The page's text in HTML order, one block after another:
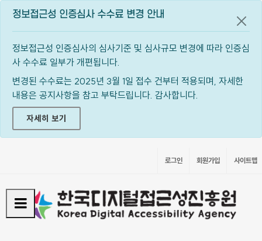
정보접근성 인증심사 수수료 변경 안내
정보접근성 인증심사의 심사기준 및 심사규모 변경에 따라 인증심
사 수수료 일부가 개편됩니다.
변경된 수수료는 2025년 3월 1일 접수 건부터 적용되며, 자세한
내용은 공지사항을 참고 부탁드립니다. 감사합니다.
자세히 보기
공지
로그인 회원가입 사이트맵